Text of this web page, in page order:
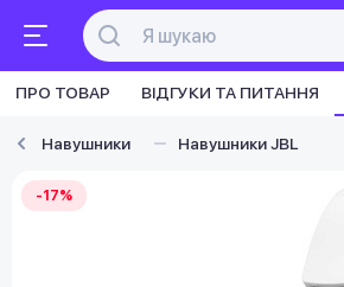
ПРО ТОВАР ВІДГУКИ ТА ПИТАННЯ
Навушники Навушники JBL
-17%